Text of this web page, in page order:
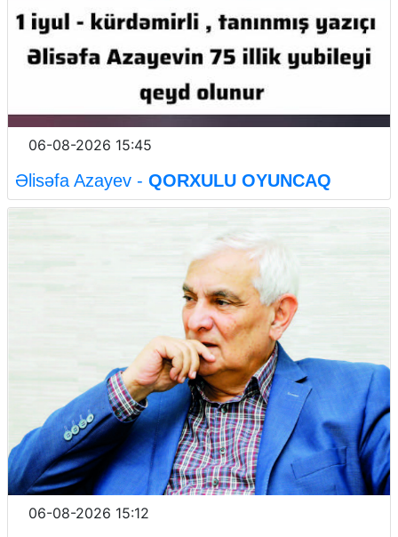
06-08-2026 15:45
Əlisəfa Azayev - QORXULU OYUNCAQ
06-08-2026 15:12